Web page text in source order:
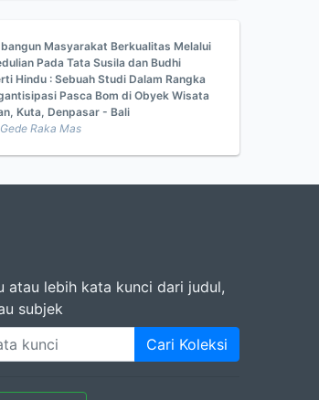
Masyarakat Berkualitas Melalui
Pada Tata Susila dan Budhi
Hindu : Sebuah Studi Dalam Rangka
Pasca Bom di Obyek Wisata
Kuta, Denpasar - Bali
Raka Mas
atau lebih kata kunci dari judul,
subjek
Cari Koleksi